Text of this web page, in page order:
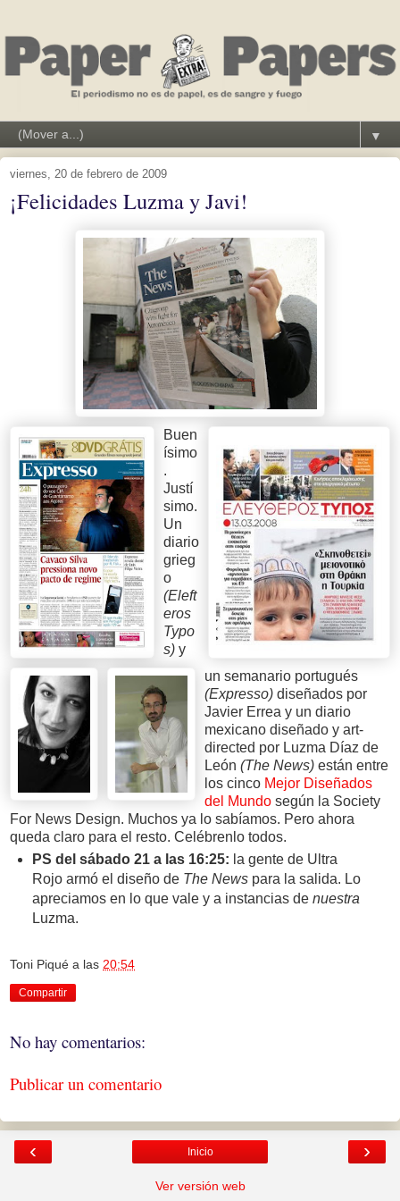
▼
viernes, 20 de febrero de 2009
¡Felicidades Luzma y Javi!
Buen
ísimo
.
Justí
simo.
Un
diario
grieg
o
(Eleft
eros
Typo
s) y
un semanario portugués
(Expresso) diseñados por
Javier Errea y un diario
mexicano diseñado y art-
directed por Luzma Díaz de
León (The News) están entre
los cinco Mejor Diseñados
del Mundo según la Society
For News Design. Muchos ya lo sabíamos. Pero ahora
queda claro para el resto. Celébrenlo todos.
PS del sábado 21 a las 16:25: la gente de Ultra
Rojo armó el diseño de The Newspara la salida. Lo
apreciamos en lo que vale y a instancias de nuestra
Luzma.
Toni Piqué a las 20:54
Compartir
No hay comentarios:
Publicar un comentario
‹ ›
Inicio
Ver versión web